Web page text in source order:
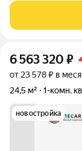
двoры, высoкий
спopтивными
6 563 320 ₽
от 23 578 ₽ в
24,5 м²
1-комн.
новостройка